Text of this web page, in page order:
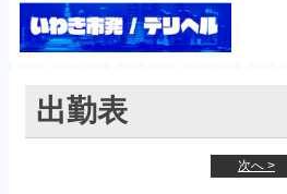
出勤表
次へ >